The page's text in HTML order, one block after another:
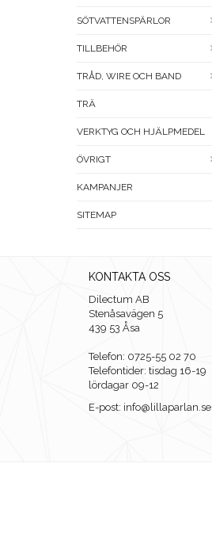
SÖTVATTENSPÄRLOR
TILLBEHÖR
TRÅD, WIRE OCH BAND
TRÄ
VERKTYG OCH HJÄLPMEDEL
ÖVRIGT
KAMPANJER
SITEMAP
KONTAKTA OSS
Dilectum AB
Stenåsavägen 5
439 53 Åsa
Telefon: 0725-55 02 70
Telefontider: tisdag 16-19
lördagar 09-12
E-post: info@lillaparlan.se